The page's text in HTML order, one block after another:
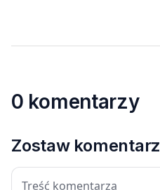
0 komentarzy
Zostaw komentarz